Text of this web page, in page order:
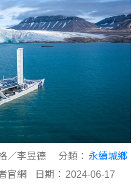
／李昱德 分類： 永續城鄉
官網 日期： 2024-06-17